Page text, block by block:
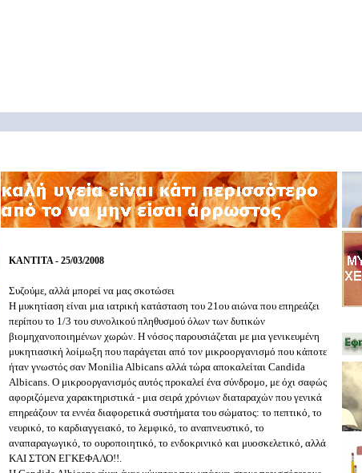
ΚΑΝΤΙΤΑ - 25/03/2008
Συζούμε, αλλά μπορεί να μας σκοτώσει
Η μυκητίαση είναι μια ιατρική κατάσταση του 21ου αιώνα που επηρεάζει
περίπου το 1/3 του συνολικού πληθυσμού όλων των δυτικών
βιομηχανοποιημένων χωρών. Η νόσος παρουσιάζεται με μια γενικευμένη
μυκητιασική λοίμωξη που παράγεται από τον μικροοργανισμό που κάποτε
ήταν γνωστός σαν Monilia Albicans αλλά τώρα αποκαλείται Candida
Albicans. Ο μικροοργανισμός αυτός προκαλεί ένα σύνδρομο, με όχι σαφώς
αφοριζόμενα χαρακτηριστικά - μια σειρά χρόνιων διαταραχών που γενικά
επηρεάζουν τα εννέα διαφορετικά συστήματα του σώματος: το πεπτικό, το
νευρικό, το καρδιαγγειακό, το λεμφικό, το αναπνευστικό, το
αναπαραγωγικό, το ουροποιητικό, το ενδοκρινικό και μυοσκελετικό, αλλά
ΚΑΙ ΣΤΟΝ ΕΓΚΕΦΑΛΟ!!.